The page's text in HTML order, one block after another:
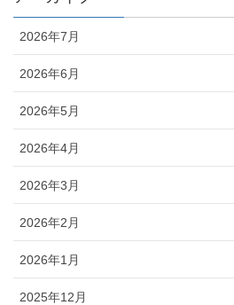
2026年7月
2026年6月
2026年5月
2026年4月
2026年3月
2026年2月
2026年1月
2025年12月